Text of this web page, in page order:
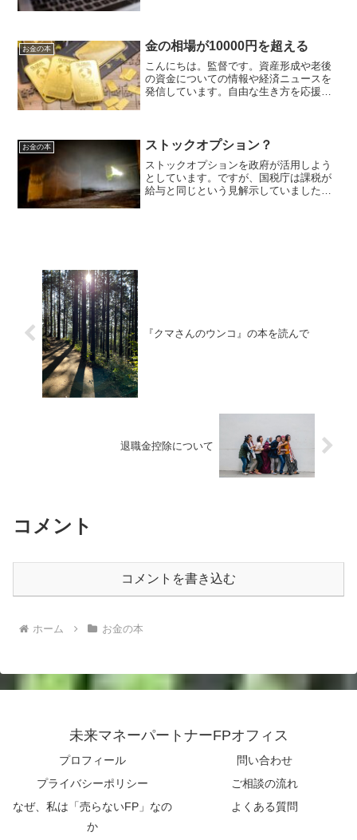
活を守る（２）持続的な賃...
お金の本 金の相場が10000円を超える
こんにちは。監督です。資産形成や老後
の資金についての情報や経済ニュースを
発信しています。自由な生き方を応援し
になってい...
お金の本 ストックオプション？
ストックオプションを政府が活用しよう
としています。ですが、国税庁は課税が
給与と同じという見解示していました。
『クマさんのウンコ』の本を読んで
退職金控除について
コメント
コメントを書き込む
ホーム お金の本
未来マネーパートナーFPオフィス
プロフィール
問い合わせ
プライバシーポリシー
ご相談の流れ
なぜ、私は「売らないFP」なの
か
よくある質問